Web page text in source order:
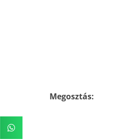
Megosztás: